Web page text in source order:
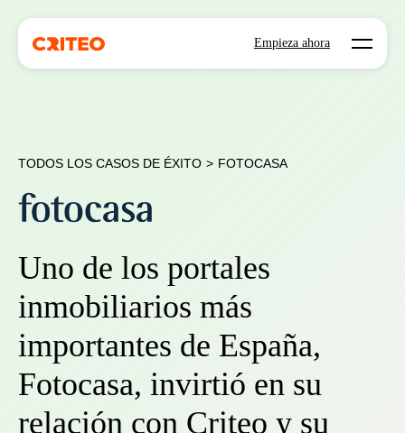
Empieza ahora Open
TODOS LOS CASOS DE ÉXITO > FOTOCASA
Uno de los portales
inmobiliarios más
importantes de España,
Fotocasa, invirtió en su
relación con Criteo y su